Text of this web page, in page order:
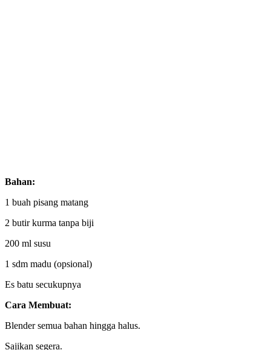
Bahan:
1 buah pisang matang
2 butir kurma tanpa biji
200 ml susu
1 sdm madu (opsional)
Es batu secukupnya
Cara Membuat:
Blender semua bahan hingga halus.
Sajikan segera.